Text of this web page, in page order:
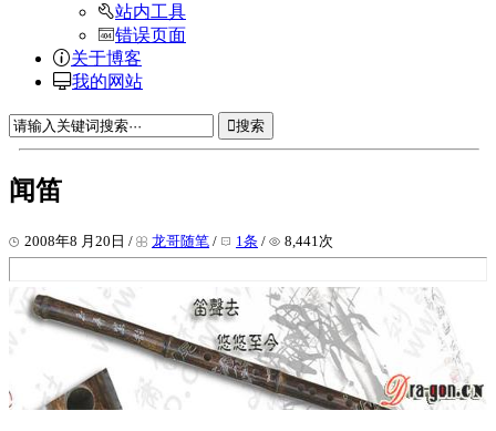
站内工具
错误页面
关于博客
我的网站
搜索
闻笛
2008年8 月20日 / 龙哥随笔 / 1条 / 8,441次